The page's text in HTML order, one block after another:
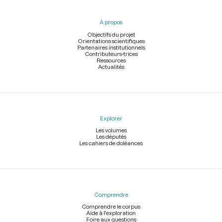
À propos
Objectifs du projet
Orientations scientifiques
Partenaires institutionnels
Contributeurs-trices
Ressources
Actualités
Explorer
Les volumes
Les députés
Les cahiers de doléances
Comprendre
Comprendre le corpus
Aide à l'exploration
Foire aux questions